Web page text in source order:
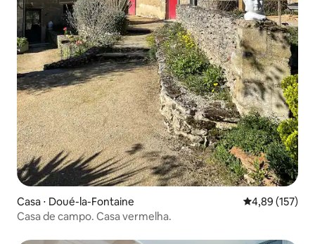
Casa ⋅ Doué-la-Fontaine 4,89 de uma
4,89 (157)
Casa de campo. Casa vermelha.